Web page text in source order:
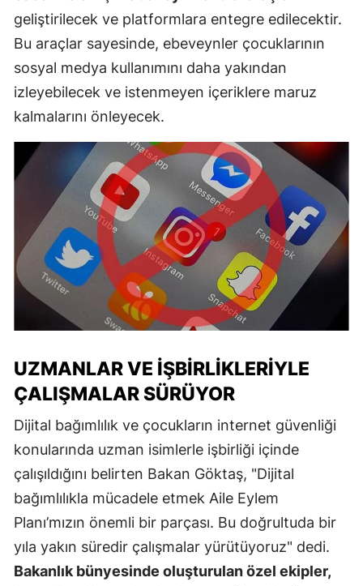
geliştirilecek ve platformlara entegre edilecektir.
Bu araçlar sayesinde, ebeveynler çocuklarının
sosyal medya kullanımını daha yakından
izleyebilecek ve istenmeyen içeriklere maruz
kalmalarını önleyecek.
UZMANLAR VE İŞBIRLIKLERIYLE
ÇALIŞMALAR SÜRÜYOR
Dijital bağımlılık ve çocukların internet güvenliği
konularında uzman isimlerle işbirliği içinde
çalışıldığını belirten Bakan Göktaş, "Dijital
bağımlılıkla mücadele etmek Aile Eylem
Planı’mızın önemli bir parçası. Bu doğrultuda bir
yıla yakın süredir çalışmalar yürütüyoruz" dedi.
Bakanlık bünyesinde oluşturulan özel ekipler,